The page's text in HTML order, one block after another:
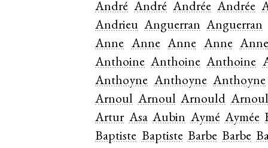
André André Andrée Andrée
Andrieu Anguerran Anguerran
Anne
Anne Anne Anne Anne
Anthoine Anthoine Anthoine
Anthoyne Anthoyne Anthoyne
Arnoul Arnoul Arnould
Artur Asa Aubin Aymé Aymée
Baptiste Baptiste Barbe Barbe